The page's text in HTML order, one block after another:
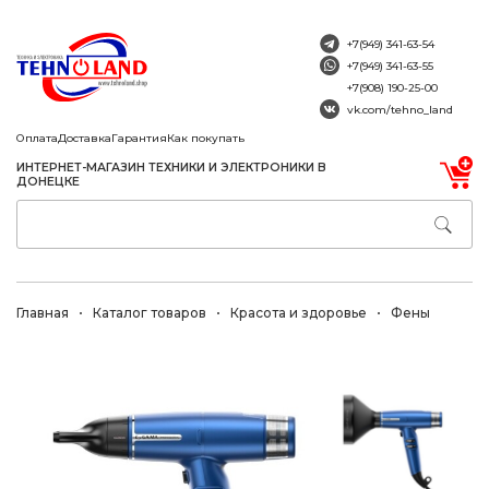
ОплатаДоставкаГарантияКак покупать
ИНТЕРНЕТ-МАГАЗИН ТЕХНИКИ И ЭЛЕКТРОНИКИ В
ДОНЕЦКЕ
+7(949) 341-63-54
+7(949) 341-63-55
+7(908) 190-25-00
vk.com/tehno_land
Главная Каталог товаров Красота и здоровье Фены